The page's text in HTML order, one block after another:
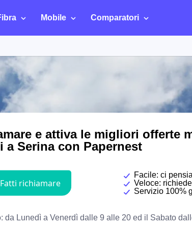
Mobile Comparatori